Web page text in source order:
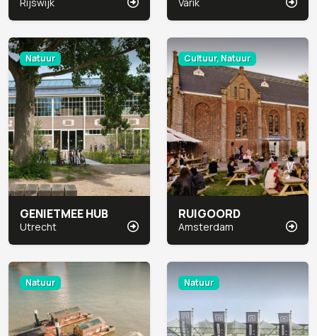
Natuur
GENIETMEE HUB
Utrecht
Cultuur, Natuur
RUIGOORD
Amsterdam
Natuur Natuur